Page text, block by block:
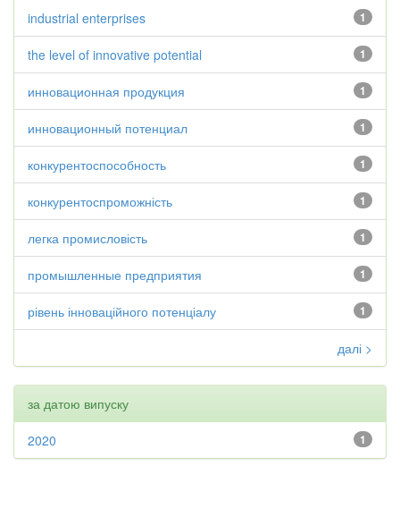
1
industrial enterprises
1
the level of innovative potential
1
инновационная продукция
1
инновационный потенциал
1
конкурентоспособность
1
конкурентоспроможність
1
легка промисловість
1
промышленные предприятия
1
рівень інноваційного потенціалу
далі >
за датою випуску
1
2020